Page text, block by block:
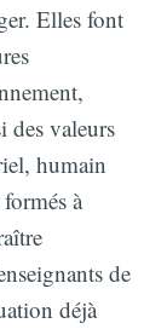
Elles font
des valeurs
humain
à
de
déjà